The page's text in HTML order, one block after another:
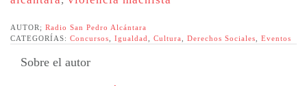
AUTOR; Radio San Pedro Alcántara
CATEGORÍAS: Concursos Igualdad Cultura Derechos Sociales Eventos
Sobre el autor